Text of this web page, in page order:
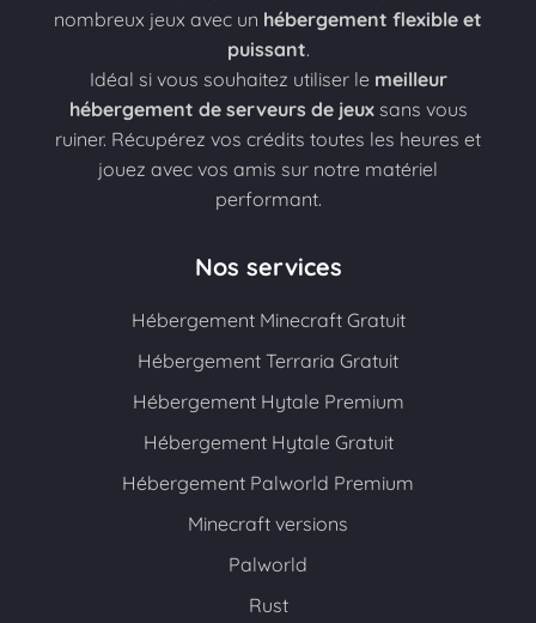
nombreux jeux avec un hébergement flexible et
puissant.
Idéal si vous souhaitez utiliser le meilleur
hébergement de serveurs de jeuxsans vous
ruiner. Récupérez vos crédits toutes les heures et
jouez avec vos amis sur notre matériel
performant.
Nos services
Hébergement Minecraft Gratuit
Hébergement Terraria Gratuit
Hébergement Hytale Premium
Hébergement Hytale Gratuit
Hébergement Palworld Premium
Minecraft versions
Palworld
Rust